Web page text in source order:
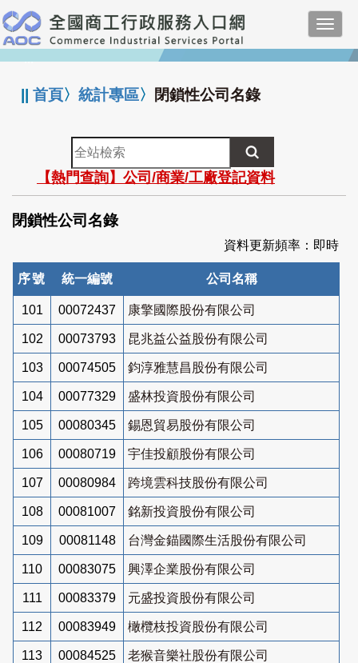
跳
到
主
要
:::
||首頁〉統計專區〉 閉鎖性公司名錄
全
站
檢
索
【熱門查詢】公司/商業/工廠登記資料
閉鎖性公司名錄
資料更新頻率：即時
序號 統一編號 公司名稱
101 00072437 康擎國際股份有限公司
102 00073793 昆兆益公益股份有限公司
103 00074505 鈞淳雅慧昌股份有限公司
104 00077329 盛林投資股份有限公司
105 00080345 錫恩貿易股份有限公司
106 00080719 宇佳投顧股份有限公司
107 00080984 跨境雲科技股份有限公司
108 00081007 銘新投資股份有限公司
109 00081148 台灣金錨國際生活股份有限公司
110 00083075 興澤企業股份有限公司
111 00083379 元盛投資股份有限公司
112 00083949 橄欖枝投資股份有限公司
113 00084525 老猴音樂社股份有限公司